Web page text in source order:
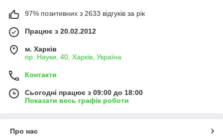
97% позитивних з 2633 відгуків за рік
Працює з 20.02.2012
м. Харків
пр. Науки, 40, Харків, Україна
Контакти
Сьогодні працює з 09:00 до 18:00
Показати весь графік роботи
Про нас